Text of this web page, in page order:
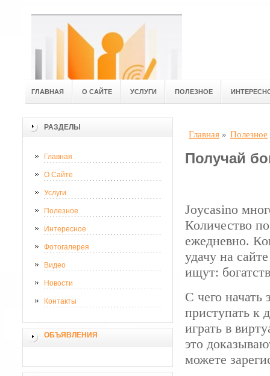
ГЛАВНАЯ О САЙТЕ УСЛУГИ ПОЛЕЗНОЕ
РАЗДЕЛЫ
Главная
О Сайте
Услуги
Полезное
Интересное
Фотогалерея
Видео
Новости
Контакты
ОБЪЯВЛЕНИЯ
Главная » Полезное
Получай
Joycasino
Количество
ежедневно.
удачу на
ищут:
С чего начать
приступать к
играть в
это
можете